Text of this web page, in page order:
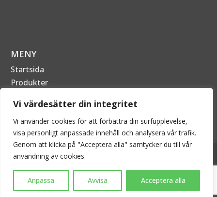
Vi värdesätter din integritet
Vi använder cookies för att förbättra din surfupplevelse,
visa personligt anpassade innehåll och analysera vår trafik.
Genom att klicka på "Acceptera alla" samtycker du till vår
användning av cookies.
Anpassa Avvisa Acceptera alla
MENY
Startsida
Produkter
Kontakta oss
2026 © EPECON AB - Alla rättigheter förbehållna. Kopiering är därför